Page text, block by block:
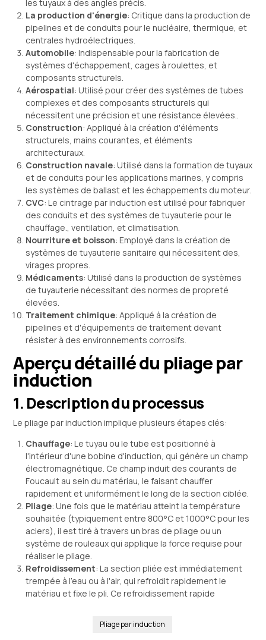
les tuyaux à des angles précis.
La production d'énergie: Critique dans la production de
pipelines et de conduits pour le nucléaire, thermique, et
centrales hydroélectriques.
Automobile: Indispensable pour la fabrication de
systèmes d'échappement, cages à roulettes, et
composants structurels.
Aérospatial: Utilisé pour créer des systèmes de tubes
complexes et des composants structurels qui
nécessitent une précision et une résistance élevées..
Construction: Appliqué à la création d'éléments
structurels, mains courantes, et éléments
architecturaux.
Construction navale: Utilisé dans la formation de tuyaux
et de conduits pour les applications marines, y compris
les systèmes de ballast et les échappements du moteur.
CVC: Le cintrage par induction est utilisé pour fabriquer
des conduits et des systèmes de tuyauterie pour le
chauffage., ventilation, et climatisation.
Nourriture et boisson: Employé dans la création de
systèmes de tuyauterie sanitaire qui nécessitent des,
virages propres.
Médicaments: Utilisé dans la production de systèmes
de tuyauterie nécessitant des normes de propreté
élevées.
Traitement chimique: Appliqué à la création de
pipelines et d'équipements de traitement devant
résister à des environnements corrosifs.
Aperçu détaillé du pliage par
induction
1. Description du processus
Le pliage par induction implique plusieurs étapes clés:
Chauffage: Le tuyau ou le tube est positionné à
l'intérieur d'une bobine d'induction, qui génère un champ
électromagnétique. Ce champ induit des courants de
Foucault au sein du matériau, le faisant chauffer
rapidement et uniformément le long de la section ciblée.
Pliage: Une fois que le matériau atteint la température
souhaitée (typiquement entre 800°C et 1000°C pour les
aciers), il est tiré à travers un bras de pliage ou un
système de rouleaux qui applique la force requise pour
réaliser le pliage.
Refroidissement: La section pliée est immédiatement
trempée à l'eau ou à l'air, qui refroidit rapidement le
matériau et fixe le pli. Ce refroidissement rapide
Pliage par induction